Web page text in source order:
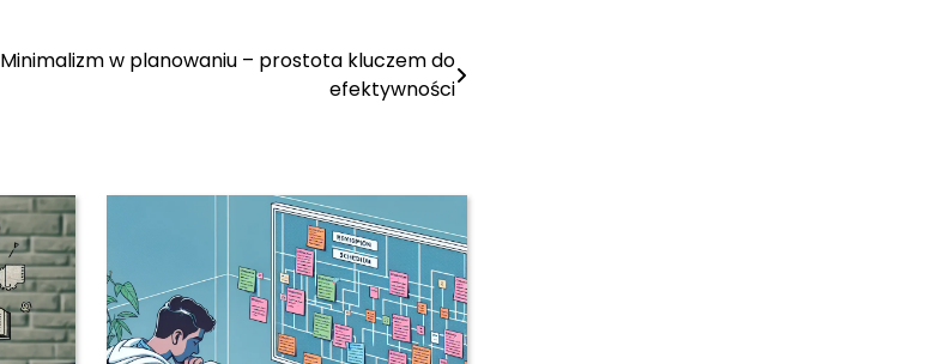
Minimalizm w planowaniu – prostota kluczem do
efektywności